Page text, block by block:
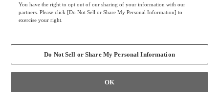
You have the right to opt out of our sharing of your information with our
partners. Please click [Do Not Sell or Share My Personal Information] to
exercise your right.
Do Not Sell or Share My Personal Information
OK